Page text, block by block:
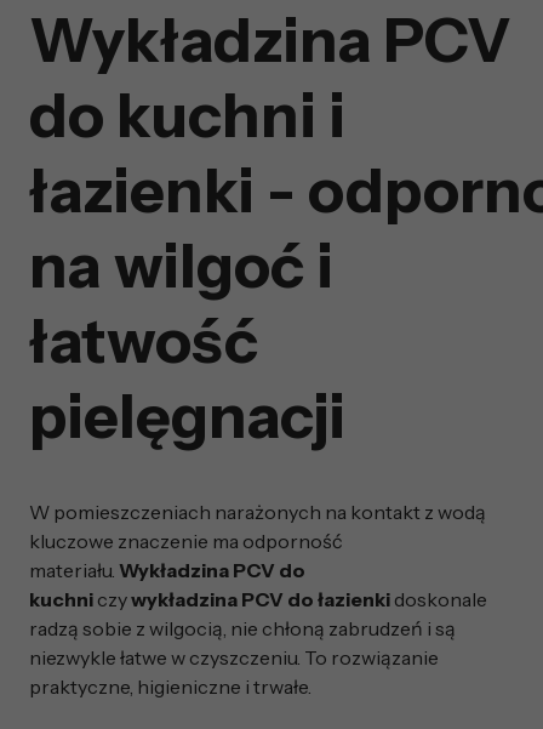
Wykładzina PCV
do kuchni i
łazienki -
na wilgoć i
łatwość
pielęgnacji
W pomieszczeniach narażonych na kontakt z wodą
kluczowe znaczenie ma odporność
materiału. Wykładzina PCV do
kuchni czywykładzina PCV do łazienki doskonale
radzą sobie z wilgocią, nie chłoną zabrudzeń i są
niezwykle łatwe w czyszczeniu. To rozwiązanie
praktyczne, higieniczne i trwałe.